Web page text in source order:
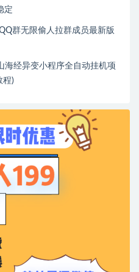
定
群无限偷人拉群成员最新版
海经异变小程序全自动挂机项
程)